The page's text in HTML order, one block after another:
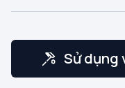
Sử dụng